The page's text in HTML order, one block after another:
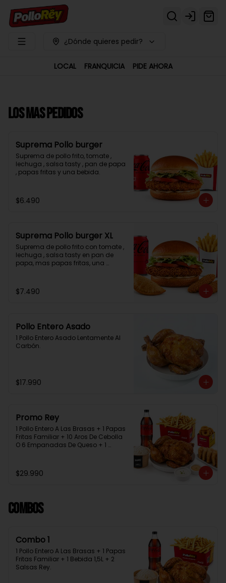
Login
¿Dónde quieres pedir?
LOCAL FRANQUICIA PIDE AHORA
LOS MAS PEDIDOS
Suprema Pollo burger
Suprema de pollo frito, tomate ,
lechuga , salsa tasty , pan de papa
, papas fritas y una bebida.
$6.490
Suprema Pollo burger XL
Suprema de pollo frito con tomate ,
lechuga , salsa tasty en pan de
papa, mas papas fritas, una
$7.490
Pollo Entero Asado
1 Pollo Entero Asado Lentamente Al
Carbón.
$17.990
Promo Rey
1 Pollo Entero A Las Brasas + 1 Papas
Fritas Familiar + 10 Aros De Cebolla
O 6 Empanadas De Queso + 1
$29.990
Combos
Combo 1
1 Pollo Entero A Las Brasas + 1 Papas
Fritas Familiar + 1 Bebida 1,5L + 2
Salsas Rey.